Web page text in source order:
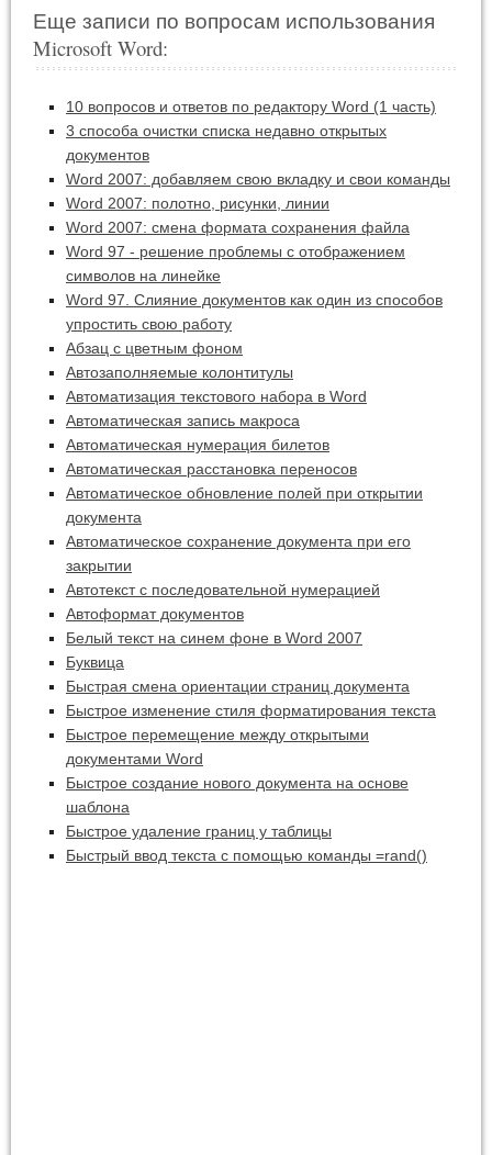
Еще записи по вопросам использования
Microsoft Word:
10 вопросов и ответов по редактору Word (1 часть)
3 способа очистки списка недавно открытых
документов
Word 2007: добавляем свою вкладку и свои команды
Word 2007: полотно, рисунки, линии
Word 2007: смена формата сохранения файла
Word 97 - решение проблемы с отображением
символов на линейке
Word 97. Слияние документов как один из способов
упростить свою работу
Абзац с цветным фоном
Автозаполняемые колонтитулы
Автоматизация текстового набора в Word
Автоматическая запись макроса
Автоматическая нумерация билетов
Автоматическая расстановка переносов
Автоматическое обновление полей при открытии
документа
Автоматическое сохранение документа при его
закрытии
Автотекст с последовательной нумерацией
Автоформат документов
Белый текст на синем фоне в Word 2007
Буквица
Быстрая смена ориентации страниц документа
Быстрое изменение стиля форматирования текста
Быстрое перемещение между открытыми
документами Word
Быстрое создание нового документа на основе
шаблона
Быстрое удаление границ у таблицы
Быстрый ввод текста с помощью команды =rand()